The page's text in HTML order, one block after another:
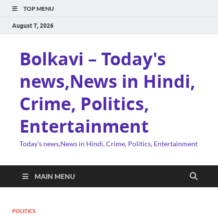
TOP MENU
August 7, 2026
Bolkavi – Today's
news,News in Hindi,
Crime, Politics,
Entertainment
Today's news,News in Hindi, Crime, Politics, Entertainment
MAIN MENU
POLITICS